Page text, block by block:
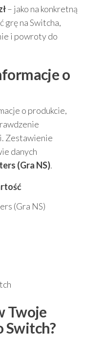
– jako na konkretną
grę na Switcha,
i powroty do
o
o produkcie,
Zestawienie
danych
(Gra NS).
(Gra NS)
Twoje
Switch?